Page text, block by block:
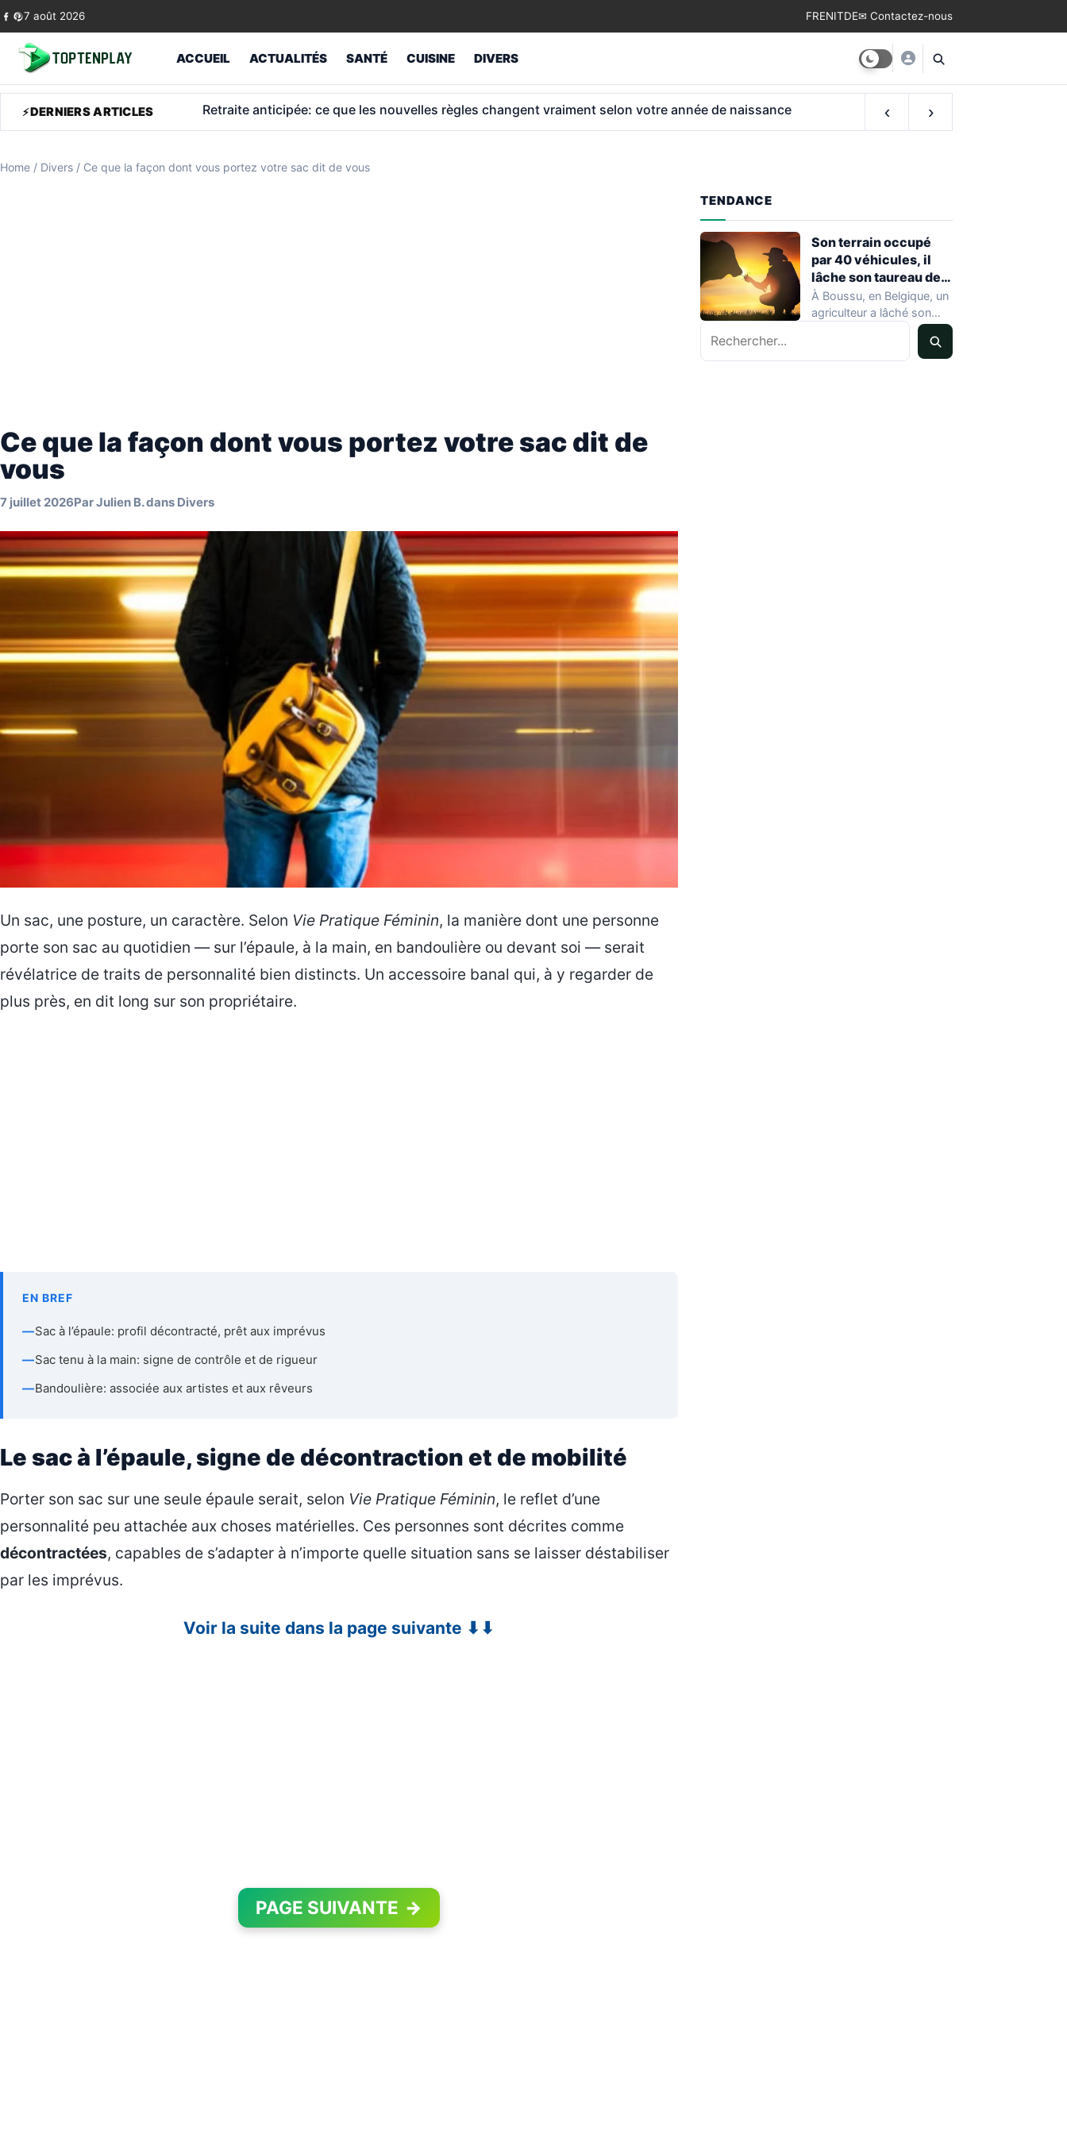
Skip to content
7 août 2026 FRENITDE✉ Contactez-nous
ACCUEIL ACTUALITÉS SANTÉ CUISINE DIVERS
DERNIERS ARTICLES Retraite militaire à 48 ans: la pension moyenne est de 1 789 € ‹ ›
Home / Divers / Ce que la façon dont vous portez votre sac dit de vous
Ce que la façon dont vous portez votre sac dit de
vous
7 juillet 2026ParJulien B.dans Divers
Un sac, une posture, un caractère. Selon Vie Pratique Féminin, la manière dont une personne
porte son sac au quotidien — sur l’épaule, à la main, en bandoulière ou devant soi — serait
révélatrice de traits de personnalité bien distincts. Un accessoire banal qui, à y regarder de
plus près, en dit long sur son propriétaire.
EN BREF
—Sac à l’épaule: profil décontracté, prêt aux imprévus
—Sac tenu à la main: signe de contrôle et de rigueur
—Bandoulière: associée aux artistes et aux rêveurs
Le sac à l’épaule, signe de décontraction et de mobilité
Porter son sac sur une seule épaule serait, selon Vie Pratique Féminin, le reflet d’une
personnalité peu attachée aux choses matérielles. Ces personnes sont décrites comme
décontractées, capables de s’adapter à n’importe quelle situation sans se laisser déstabiliser
par les imprévus.
Voir la suite dans la page suivante ⬇⬇
PAGE SUIVANTE →
TENDANCE
Son terrain occupé
par 40 véhicules, il
lâche son taureau de
800 kg
À Boussu, en Belgique, un
agriculteur a lâché son
taureau de 800 kilos sur…